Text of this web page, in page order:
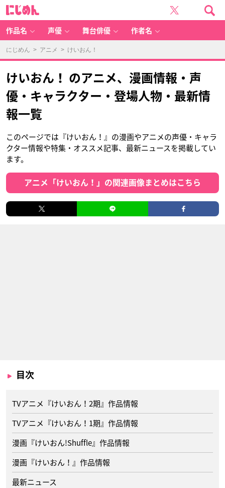
作品名 声優 舞台俳優 作者名
にじめん > アニメ > けいおん！
けいおん！ のアニメ、漫画情報・声
優・キャラクター・登場人物・最新情
報一覧
このページでは『けいおん！』の漫画やアニメの声優・キャラ
クター情報や特集・オススメ記事、最新ニュースを掲載してい
ます。
アニメ「けいおん！」の関連画像まとめはこちら
目次
TVアニメ『けいおん！2期』作品情報
TVアニメ『けいおん！1期』作品情報
漫画『けいおん!Shuffle』作品情報
漫画『けいおん！』作品情報
最新ニュース